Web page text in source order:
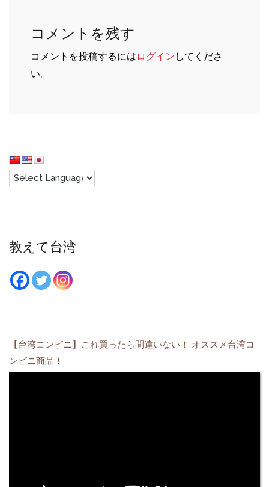
コメントを残す
コメントを投稿するには ログイン してくださ
い。
教えて台湾
【台湾コンビニ】これ買ったら間違いない！ オススメ台湾コ
ンビニ商品！